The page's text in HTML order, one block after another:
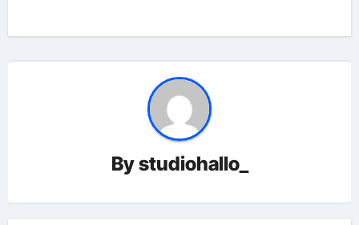
Bystudiohallo_